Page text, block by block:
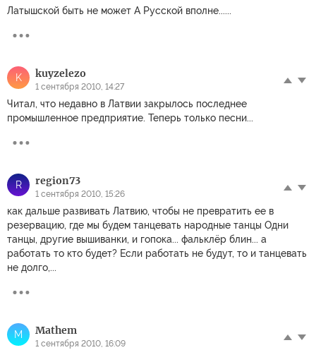
Латышской быть не может А Русской вполне......
K kuyzelezo
1 сентября 2010, 14:27
Читал, что недавно в Латвии закрылось последнее
промышленное предприятие. Теперь только песни...
R region73
1 сентября 2010, 15:26
как дальше развивать Латвию, чтобы не превратить ее в
резервацию, где мы будем танцевать народные танцы Одни
танцы, другие вышиванки, и гопока... фальклёр блин... а
работать то кто будет? Если работать не будут, то и танцевать
не долго,...
M Mathem
1 сентября 2010, 16:09